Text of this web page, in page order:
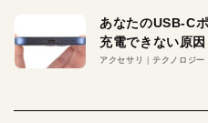
あなたのUSB-C
充電できない原
アクセサリ テクノロジー